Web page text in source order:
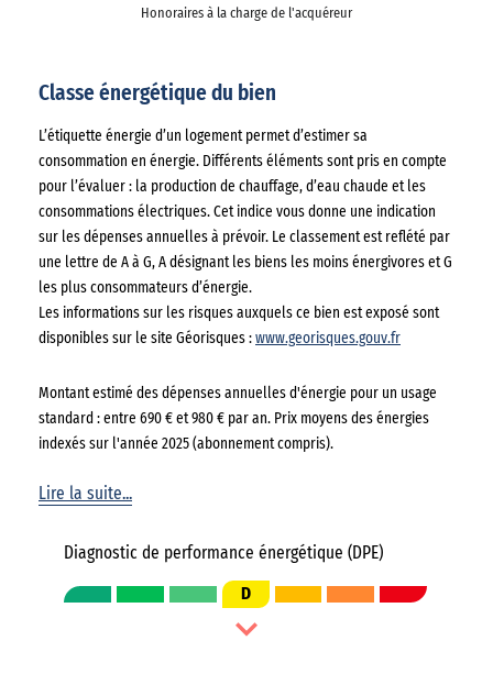
Honoraires à la charge de l'acquéreur
Classe énergétique du bien
L’étiquette énergie d’un logement permet d’estimer sa
consommation en énergie. Différents éléments sont pris en compte
pour l’évaluer : la production de chauffage, d’eau chaude et les
consommations électriques. Cet indice vous donne une indication
sur les dépenses annuelles à prévoir. Le classement est reflété par
une lettre de A à G, A désignant les biens les moins énergivores et G
les plus consommateurs d’énergie.
Les informations sur les risques auxquels ce bien est exposé sont
disponibles sur le site Géorisques : www.georisques.gouv.fr
Montant estimé des dépenses annuelles d'énergie pour un usage
standard : entre 690 € et 980 € par an. Prix moyens des énergies
indexés sur l'année 2025 (abonnement compris).
Lire la suite...
Diagnostic de performance énergétique (DPE)
D